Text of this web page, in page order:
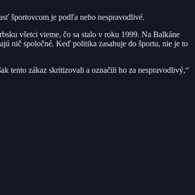
športovcom je podľa neho nespravodlivé.
všetci vieme, čo sa stalo v roku 1999. Na Balkáne
nič spoločné. Keď politika zasahuje do športu, nie je to
tento zákaz skritizovali a označili ho za nespravodlivý,“